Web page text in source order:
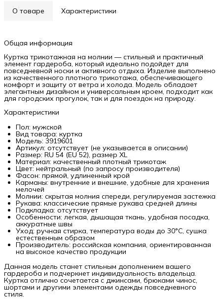
О товаре Характеристики
Общая информация
Куртка трикотажная на молнии — стильный и практичный
элемент гардероба, который идеально подойдет для
повседневной носки и активного отдыха. Изделие выполнено
из качественного плотного трикотажа, обеспечивающего
комфорт и защиту от ветра и холода. Модель обладает
элегантным дизайном и универсальным кроем, подходит как
для городских прогулок, так и для поездок на природу.
Характеристики
Пол: мужской
Вид товара: куртка
Модель: 3919601
Артикул: отсутствует (не указывается в описании)
Размер: RU 54 (EU 52), размер XL
Материал: качественный плотный трикотаж
Цвет: нейтральный (по запросу производителя)
Фасон: прямой, удлиненный крой
Карманы: внутренние и внешние, удобные для хранения
мелочей
Молнии: скрытая молния спереди, регулируемая застежка
Рукава: классические прямые рукава средней длины
Подкладка: отсутствует
Особенности: легкая, дышащая ткань, удобная посадка,
аккуратные швы
Уход: ручная стирка, температура воды до 30°C, сушка
естественным образом
Производитель: российская компания, ориентированная
на высокое качество продукции
Данная модель станет стильным дополнением вашего
гардероба и подчеркнет индивидуальность владельца.
Куртка отлично сочетается с джинсами, брюками чинос,
шортами и другими элементами одежды повседневного
стиля.